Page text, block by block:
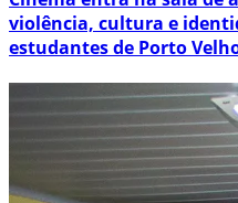
violência, cultura e
estudantes de Porto